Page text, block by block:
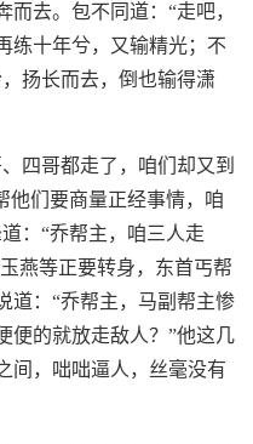
去。包不同道：“走吧，
练十年兮，又输精光；不
扬长而去，倒也输得潇
四哥都走了，咱们却又到
他们要商量正经事情，咱
：“乔帮主，咱三人走
燕等正要转身，东首丐帮
道：“乔帮主，马副帮主惨
便的就放走敌人？”他这几
间，咄咄逼人，丝毫没有